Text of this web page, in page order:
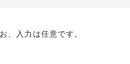
入力は任意です。